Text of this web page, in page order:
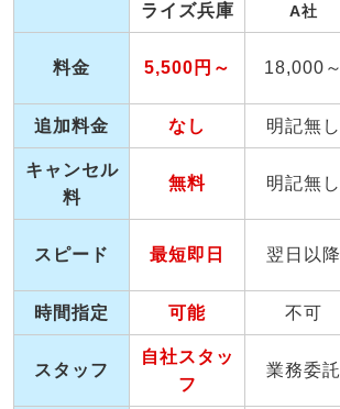
ライズ兵庫 A社
料金 5,500円～ 18,000～
追加料金 なし 明記無し
キャンセル
料
無料 明記無し
スピード 最短即日 翌日以降
時間指定 可能 不可
スタッフ
自社スタッ
フ
業務委託